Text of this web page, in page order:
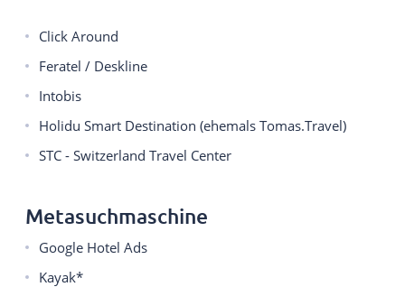
Click Around
Feratel / Deskline
Intobis
Holidu Smart Destination (ehemals Tomas.Travel)
STC - Switzerland Travel Center
Metasuchmaschine
Google Hotel Ads
Kayak*